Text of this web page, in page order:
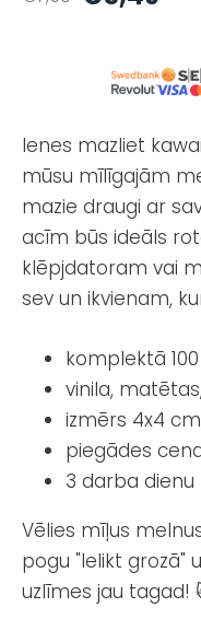
Ienes mazliet
mūsu mīlīgajām
mazie draugi ar
acīm būs ideāls
klēpjdatoram vai
sev un ikvienam,
komplektā
vinila,
izmērs 4x4
piegādes
3 darba dienu
Vēlies mīļus
pogu "Ielikt grozā"
uzlīmes jau tagad!